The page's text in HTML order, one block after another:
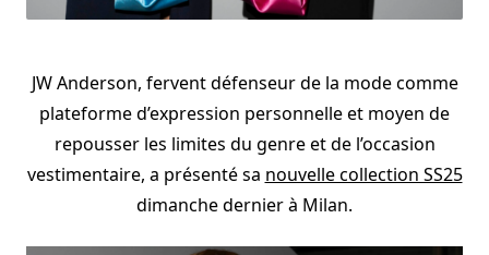
JW Anderson, fervent défenseur de la mode comme
plateforme d’expression personnelle et moyen de
repousser les limites du genre et de l’occasion
vestimentaire, a présenté sa nouvelle collection SS25
dimanche dernier à Milan.